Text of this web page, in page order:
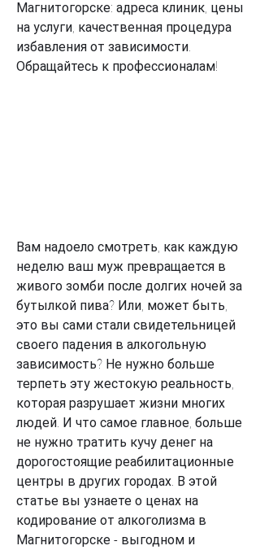
Магнитогорске: адреса клиник, цены
на услуги, качественная процедура
избавления от зависимости.
Обращайтесь к профессионалам!
Вам надоело смотреть, как каждую
неделю ваш муж превращается в
живого зомби после долгих ночей за
бутылкой пива? Или, может быть,
это вы сами стали свидетельницей
своего падения в алкогольную
зависимость? Не нужно больше
терпеть эту жестокую реальность,
которая разрушает жизни многих
людей. И что самое главное, больше
не нужно тратить кучу денег на
дорогостоящие реабилитационные
центры в других городах. В этой
статье вы узнаете о ценах на
кодирование от алкоголизма в
Магнитогорске - выгодном и